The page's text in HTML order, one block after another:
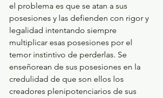
el problema es que se atan a sus
posesiones y las defienden con rigor y
legalidad intentando siempre
multiplicar esas posesiones por el
temor instintivo de perderlas. Se
enseñorean de sus posesiones en la
credulidad de que son ellos los
creadores plenipotenciarios de sus